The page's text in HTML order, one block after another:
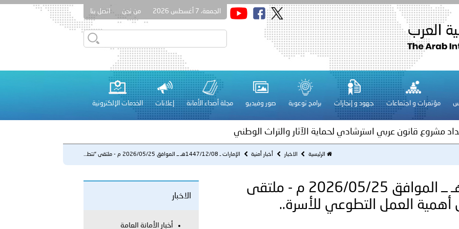
الجمعة، 7 أغسطس 2026 من نحن اتصل بنا
مؤتمرات و اجتماعات جهود و إنجازات برامج توعوية صور وفيديو مجلة أصداء الأمانة إعلانات الخدمات الإلكترونية
قـطـر ـ 1448/02/21هـ ــ الموافق 2026/08/04 م - مشاركة دولة قطر في أعمال الاجتماع الثالث عشر للجنة رؤساء الاتحادات الرياضية
لدول الخليج العربية..
لمجلس وزراء الداخلية العرب بمناسبة اختتام المؤتمر العربي الثاني عشر للمسؤولين عن الأمن السياحي 2026.
مشروع قانون عربي استرشادي لحماية الآثار والتراث الوطني
عشر للمسؤولين عن الأمن السياحي
فلسطين ـ 1448/02/22هـ ــ الموافق 2026/08/05 م - الشرطة الفلسطينية والكلية الدولية الجامعية للعلوم والصحة توقعان اتفاقية
الرئيسية الاخبار أخبار أمنية الإمارات ـ 1447/12/08هـ ــ الموافق 2026/05/25 م - ملتقى "نتط...
الإمارات ـ 1447/12/08هـ ــ الموافق 2026/05/25 م - ملتقى
العمل التطوعي للأسرة..
الاخبار
أخبار الأمانة العامة